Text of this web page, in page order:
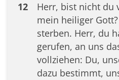
12
Herr, bist nicht du
mein heiliger
sterben. Herr, du
gerufen, an uns
vollziehen: Du,
dazu bestimmt,